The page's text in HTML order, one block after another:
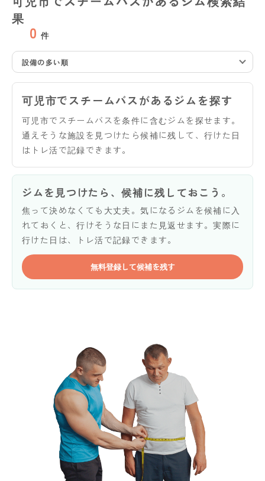
果
0 件
設備の多い順
可児市でスチームバスがあるジムを探す
可児市でスチームバスを条件に含むジムを探せます。
通えそうな施設を見つけたら候補に残して、行けた日
はトレ活で記録できます。
ジムを見つけたら、候補に残しておこう。
焦って決めなくても大丈夫。気になるジムを候補に入
れておくと、行けそうな日にまた見返せます。実際に
行けた日は、トレ活で記録できます。
無料登録して候補を残す